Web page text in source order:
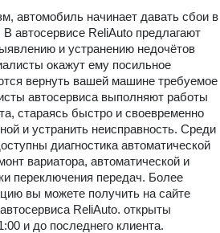
автомобиль начинает давать сбои в
автосервисе ReliAuto предлагают
и устранению недочётов
окажут ему посильное
вернуть вашей машине требуемое
автосервиса выполняют работы
стараясь быстро и своевременно
и устранить неисправность. Среди
диагностика автоматической
вариатора, автоматической и
переключения передач. Более
вы можете получить на сайте
ReliAuto. открыты
и до последнего клиента.